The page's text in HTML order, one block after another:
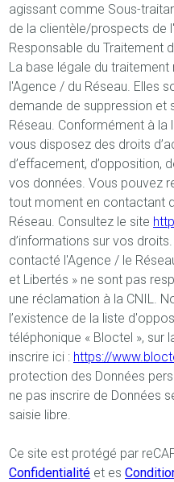
agissant comme Sous-
de la clientèle/prospects de
Responsable du Traitement
La base légale du
l'Agence / du Réseau. Elles
demande de suppression et
Réseau. Conformément à la
vous disposez des droits
d’effacement, d’opposition,
vos données. Vous pouvez
tout moment en contactant
Réseau. Consultez le site
d’informations sur vos
contacté l'Agence / le
et Libertés » ne sont pas
une réclamation à la CNIL.
l’existence de la liste
téléphonique « Bloctel », sur
inscrire ici : https://
protection des Données
ne pas inscrire de Données
saisie libre.
Ce site est protégé par
Confidentialité et es